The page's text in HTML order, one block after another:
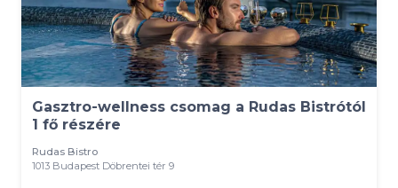
Gasztro-wellness csomag a Rudas Bistrótól
1 fő részére
Rudas Bistro
1013 Budapest Döbrentei tér 9